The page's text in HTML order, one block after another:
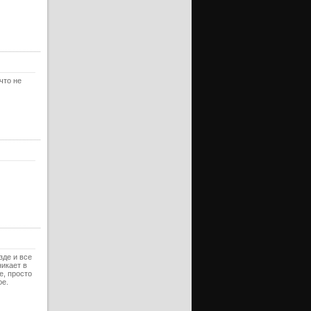
не
и все
в
просто